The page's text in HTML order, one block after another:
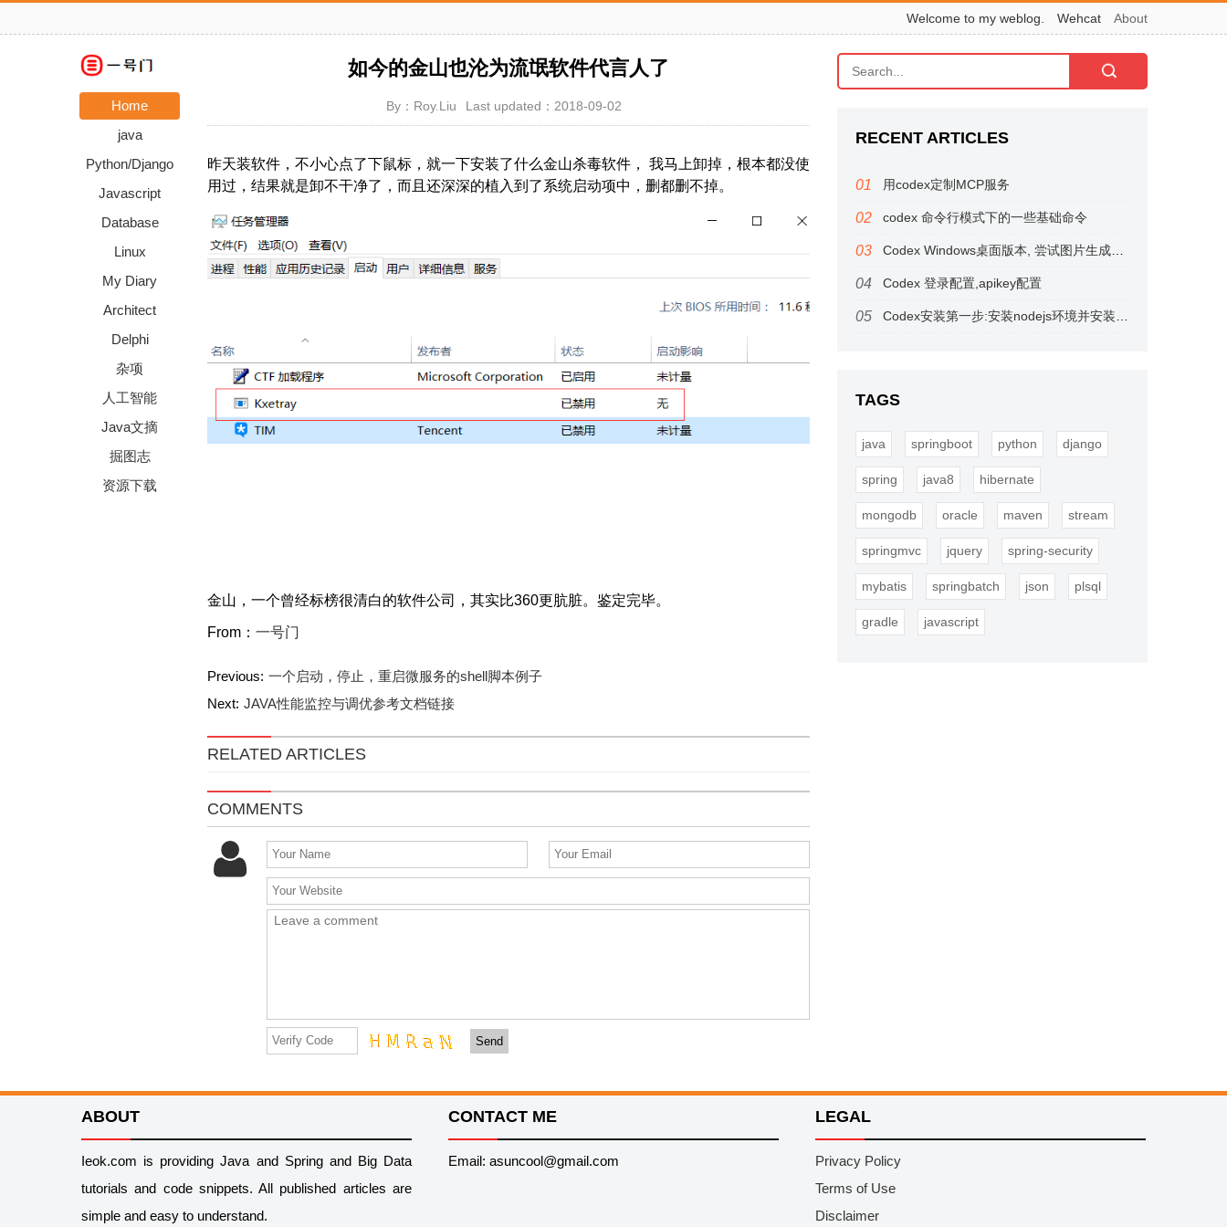
Welcome to my weblog. Wehcat About
Home
java
Python/Django
Javascript
Database
Linux
My Diary
Architect
Delphi
杂项
人工智能
Java文摘
掘图志
资源下载
如今的金山也沦为流氓软件代言人了
By：Roy.Liu Last updated：2018-09-02
昨天装软件，不小心点了下鼠标，就一下安装了什么金山杀毒软件， 我马上卸掉，根本都没使
用过，结果就是卸不干净了，而且还深深的植入到了系统启动项中，删都删不掉。
金山，一个曾经标榜很清白的软件公司，其实比360更肮脏。鉴定完毕。
From： 一号门
Previous: 一个启动，停止，重启微服务的shell脚本例子
Next: JAVA性能监控与调优参考文档链接
RELATED ARTICLES
COMMENTS
Send
RECENT ARTICLES
用codex定制MCP服务
codex 命令行模式下的一些基础命令
Codex Windows桌面版本, 尝试图片生成，居然有意外惊喜
Codex 登录配置,apikey配置
Codex安装第一步:安装nodejs环境并安装codex命令行应用
TAGS
java springboot python django
spring java8 hibernate
mongodb oracle maven stream
springmvc jquery spring-security
mybatis springbatch json plsql
gradle javascript
ABOUT
Ieok.com is providing Java and Spring and Big Data
tutorials and code snippets. All published articles are
simple and easy to understand.
CONTACT ME
Email: asuncool@gmail.com
LEGAL
Privacy Policy
Terms of Use
Disclaimer